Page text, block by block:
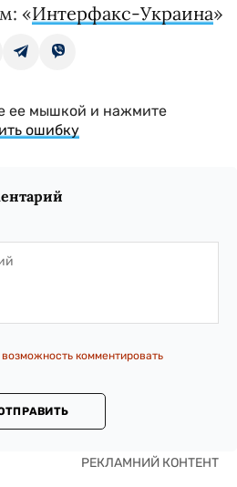
«Интерфакс-Украина»
ее мышкой и нажмите
ошибку
комментировать